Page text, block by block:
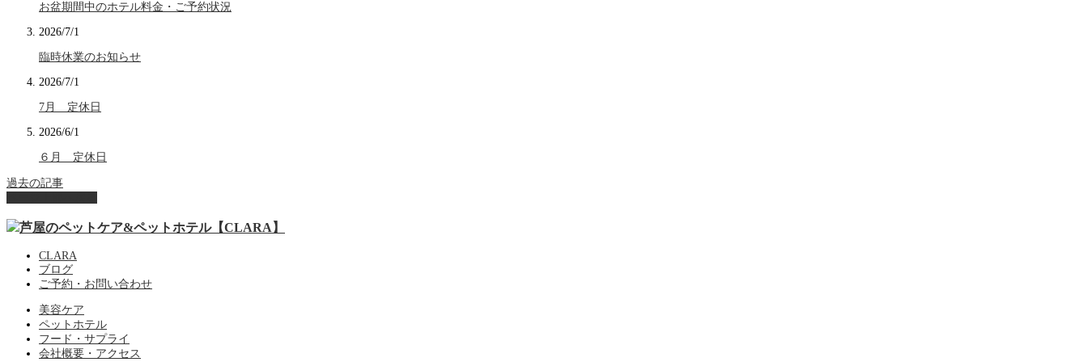
お盆期間中のホテル料金・ご予約状況
2026/7/1
臨時休業のお知らせ
2026/7/1
7月 定休日
2026/6/1
６月 定休日
過去の記事
CLARA
ブログ
ご予約・お問い合わせ
美容ケア
ペットホテル
フード・サプライ
会社概要・アクセス